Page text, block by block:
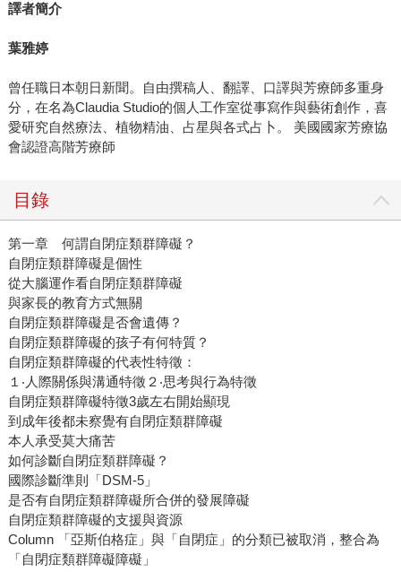
譯者簡介
葉雅婷
曾任職日本朝日新聞。自由撰稿人、翻譯、口譯與芳療師多重身
分，在名為Claudia Studio的個人工作室從事寫作與藝術創作，喜
愛研究自然療法、植物精油、占星與各式占卜。 美國國家芳療協
會認證高階芳療師
目錄
第一章 何謂自閉症類群障礙？
自閉症類群障礙是個性
從大腦運作看自閉症類群障礙
與家長的教育方式無關
自閉症類群障礙是否會遺傳？
自閉症類群障礙的孩子有何特質？
自閉症類群障礙的代表性特徵：
１‧人際關係與溝通特徵２‧思考與行為特徵
自閉症類群障礙特徵3歲左右開始顯現
到成年後都未察覺有自閉症類群障礙
本人承受莫大痛苦
如何診斷自閉症類群障礙？
國際診斷準則「DSM-5」
是否有自閉症類群障礙所合併的發展障礙
自閉症類群障礙的支援與資源
Column 「亞斯伯格症」與「自閉症」的分類已被取消，整合為
「自閉症類群障礙障礙」